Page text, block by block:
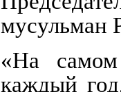
мусульман
«На
каждый